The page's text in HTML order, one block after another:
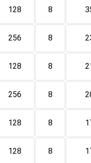
8
128
8
256
8
128
8
256
8
128
8
128